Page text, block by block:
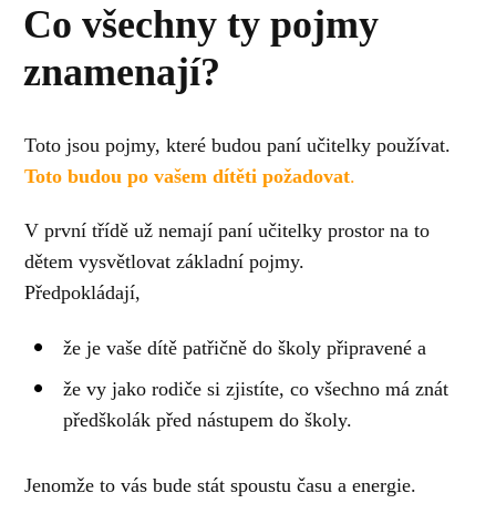
Co všechny ty pojmy
znamenají?
Toto jsou pojmy, které budou paní učitelky používat.
Toto budou po vašem dítěti požadovat.
V první třídě už nemají paní učitelky prostor na to
dětem vysvětlovat základní pojmy.
Předpokládají,
že je vaše dítě patřičně do školy připravené a
že vy jako rodiče si zjistíte, co všechno má znát
předškolák před nástupem do školy.
Jenomže to vás bude stát spoustu času a energie.